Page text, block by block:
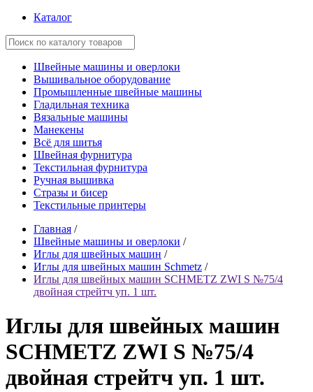
Каталог
Швейные машины и оверлоки
Вышивальное оборудование
Промышленные швейные машины
Гладильная техника
Вязальные машины
Манекены
Всё для шитья
Швейная фурнитура
Текстильная фурнитура
Ручная вышивка
Стразы и бисер
Текстильные принтеры
Главная /
Швейные машины и оверлоки /
Иглы для швейных машин /
Иглы для швейных машин Schmetz /
Иглы для швейных машин SCHMETZ ZWI S №75/4
двойная стрейтч уп. 1 шт.
Иглы для швейных машин
SCHMETZ ZWI S №75/4
двойная стрейтч уп. 1 шт.